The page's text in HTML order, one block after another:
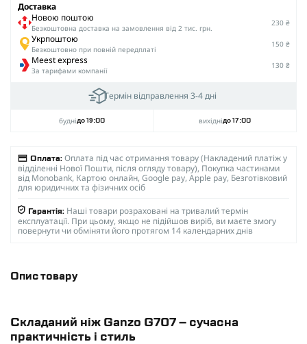
Доставка
Новою поштою
Безкоштовна доставка на замовлення від 2 тис. грн.
230 ₴
Укрпоштою
Безкоштовно при повній передплаті
150 ₴
Meest express
За тарифами компанії
130 ₴
Термін відправлення 3-4 дні
буднідо 19:00 вихіднідо 17:00
Оплата: Оплата під час отримання товару (Накладений платіж у
відділенні Нової Пошти, після огляду товару), Покупка частинами
від Monobank, Картою онлайн, Google pay, Apple pay, Безготівковий
для юридичних та фізичних осіб
Гарантія: Наші товари розраховані на тривалий термін
експлуатації. При цьому, якщо не підійшов виріб, ви маєте змогу
повернути чи обміняти його протягом 14 календарних днів
Опис товару
Складаний ніж Ganzo G707 – сучасна
практичність і стиль